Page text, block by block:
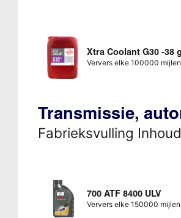
Xtra Coolant G30 -38
Ververs elke 100000
Transmissie,
Fabrieksvulling
700 ATF 8400 ULV
Ververs elke 150000 mijlen